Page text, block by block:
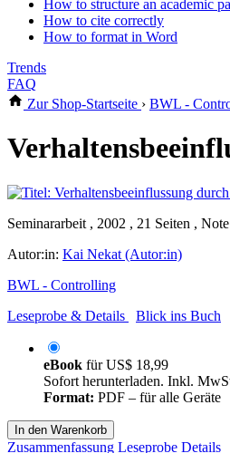
How to structure an academic
How to cite correctly
How to format in Word
Trends
FAQ
Zur Shop-Startseite › BWL -
Seminararbeit , 2002 , 21 Seiten ,
Autor:in: Kai Nekat (Autor:in)
BWL - Controlling
Leseprobe & Details
Blick ins Buch
eBook fürUS$ 18,99
Sofort herunterladen. Inkl.
Format: PDF – für alle Geräte
In den Warenkorb
Zusammenfassung Leseprobe Details